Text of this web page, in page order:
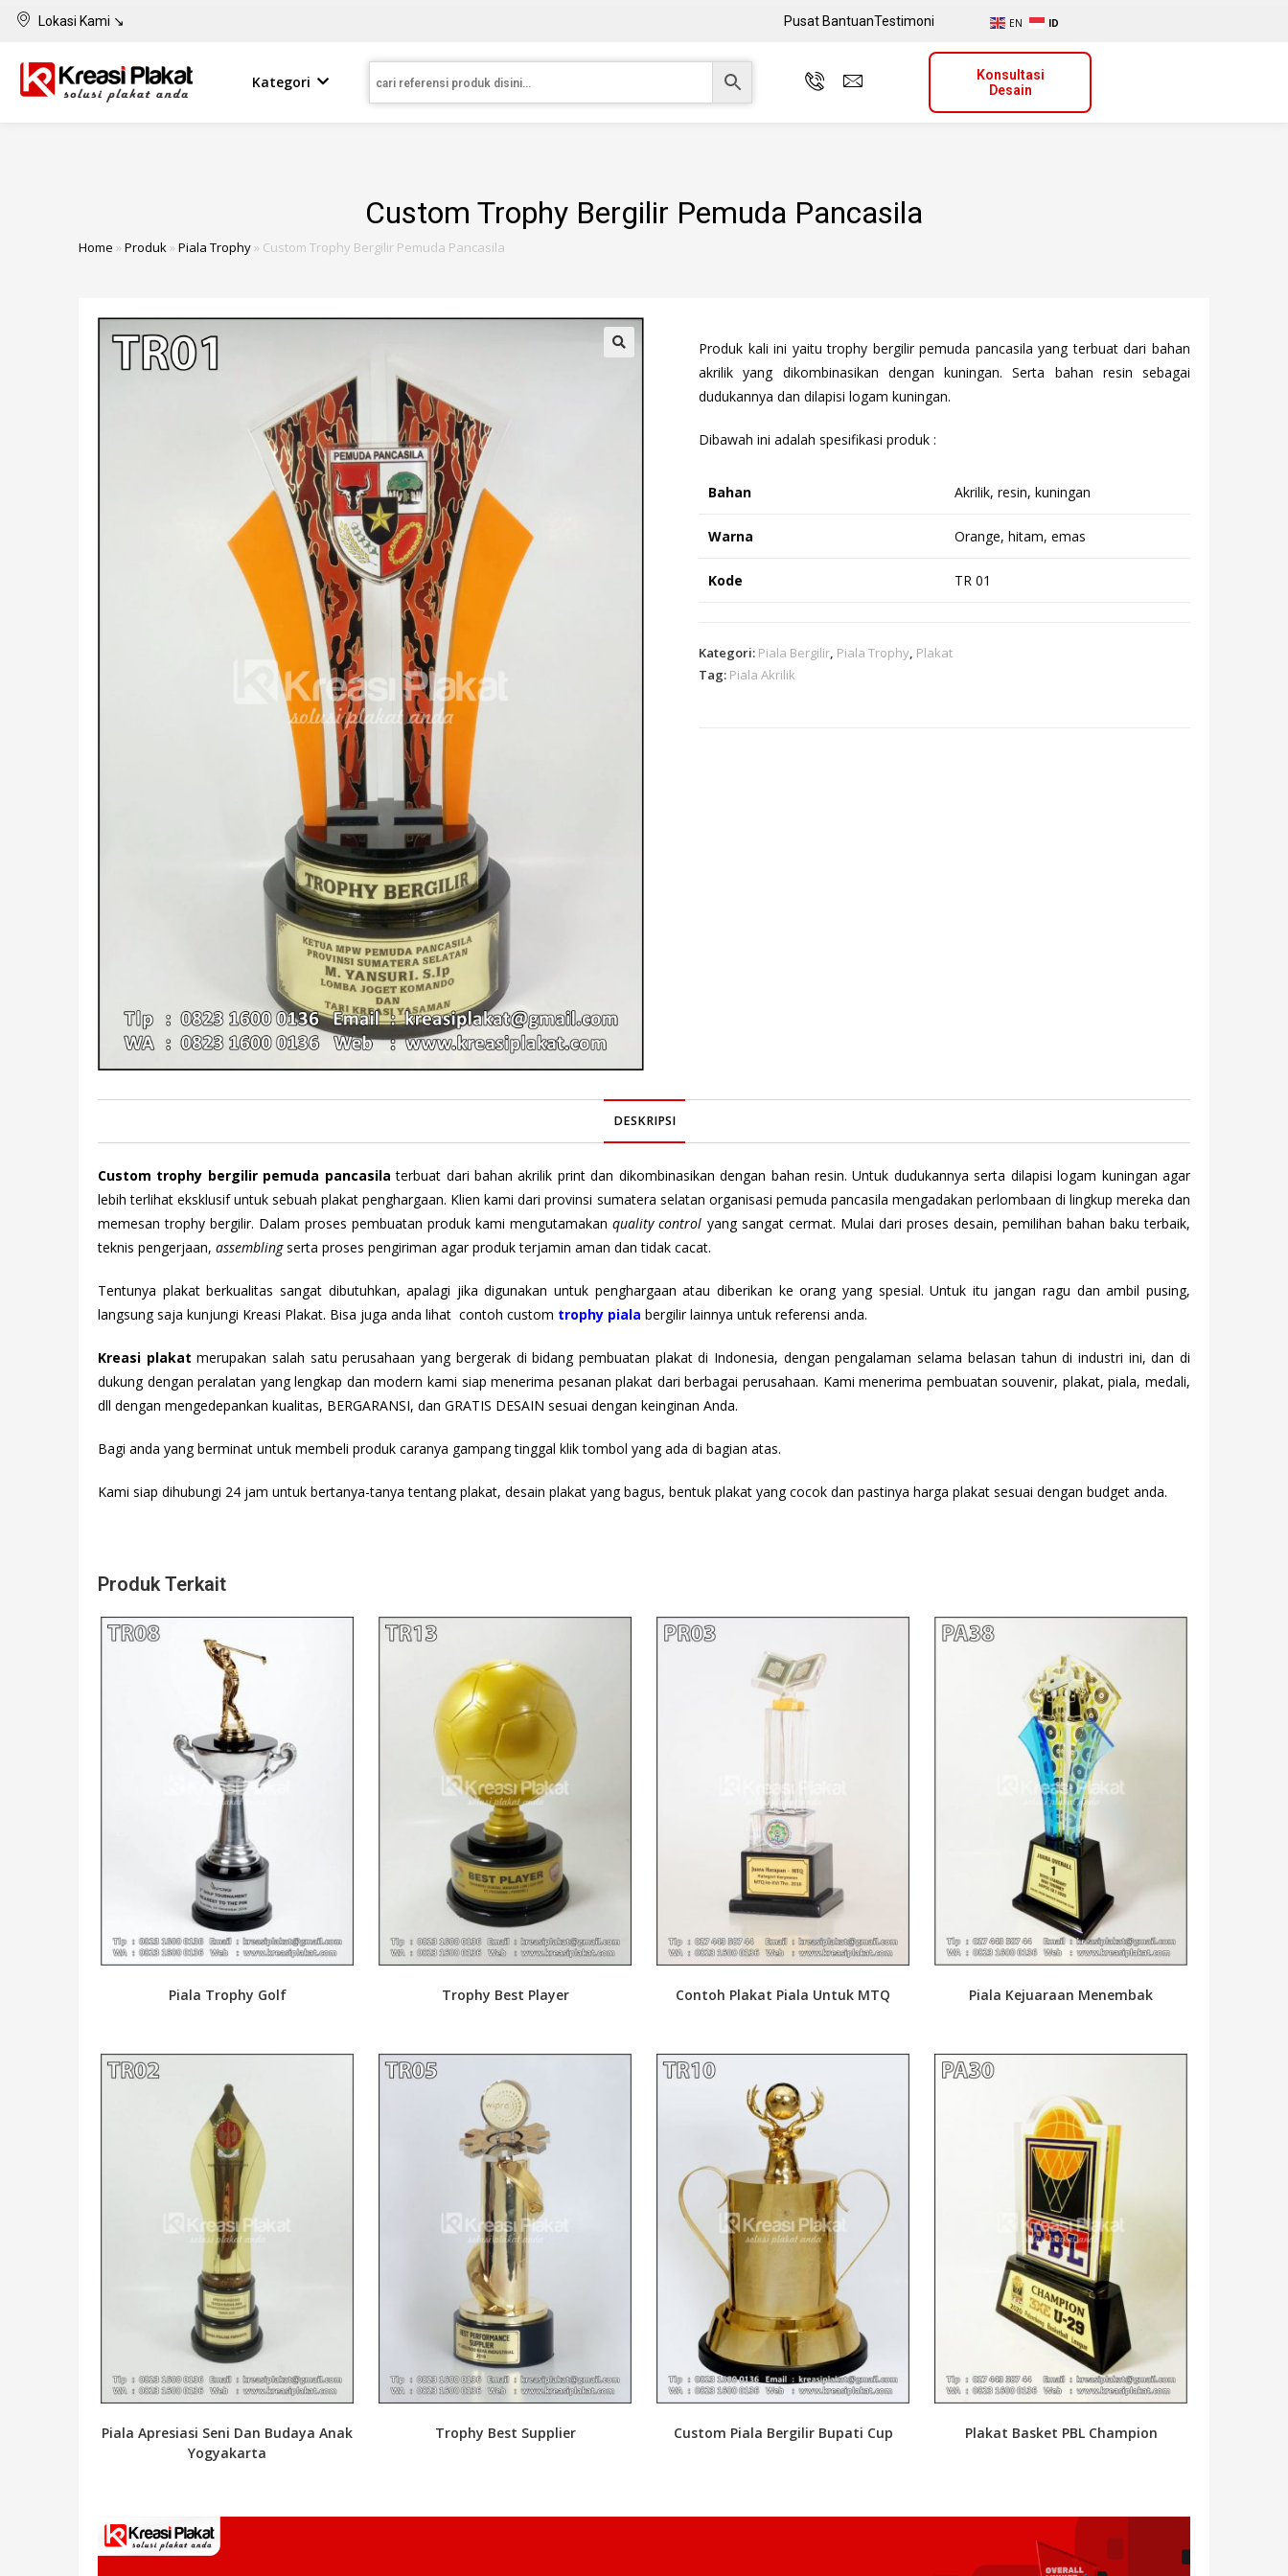
Lokasi Kami ↘ Pusat BantuanTestimoni EN ID
Kategori
Konsultasi
Desain
Custom Trophy Bergilir Pemuda Pancasila
Home » Produk» Piala Trophy» Custom Trophy Bergilir Pemuda Pancasila
Produk kali ini yaitu trophy bergilir pemuda pancasila yang terbuat dari bahan
akrilik yang dikombinasikan dengan kuningan. Serta bahan resin sebagai
dudukannya dan dilapisi logam kuningan.
Dibawah ini adalah spesifikasi produk :
Bahan Akrilik, resin, kuningan
Warna Orange, hitam, emas
Kode TR 01
Kategori: Piala Bergilir, Piala Trophy, Plakat
Tag: Piala Akrilik
DESKRIPSI
Custom trophy bergilir pemuda pancasila terbuat dari bahan akrilik print dan dikombinasikan dengan bahan resin. Untuk dudukannya serta dilapisi logam kuningan agar
lebih terlihat eksklusif untuk sebuah plakat penghargaan. Klien kami dari provinsi sumatera selatan organisasi pemuda pancasila mengadakan perlombaan di lingkup mereka dan
memesan trophy bergilir. Dalam proses pembuatan produk kami mengutamakanquality control yang sangat cermat. Mulai dari proses desain, pemilihan bahan baku terbaik,
teknis pengerjaan, assemblingserta proses pengiriman agar produk terjamin aman dan tidak cacat.
Tentunya plakat berkualitas sangat dibutuhkan, apalagi jika digunakan untuk penghargaan atau diberikan ke orang yang spesial. Untuk itu jangan ragu dan ambil pusing,
langsung saja kunjungi Kreasi Plakat. Bisa juga anda lihat contoh custom trophy piala bergilir lainnya untuk referensi anda.
Kreasi plakat merupakan salah satu perusahaan yang bergerak di bidang pembuatan plakat di Indonesia, dengan pengalaman selama belasan tahun di industri ini, dan di
dukung dengan peralatan yang lengkap dan modern kami siap menerima pesanan plakat dari berbagai perusahaan. Kami menerima pembuatan souvenir, plakat, piala, medali,
dll dengan mengedepankan kualitas, BERGARANSI, dan GRATIS DESAIN sesuai dengan keinginan Anda.
Bagi anda yang berminat untuk membeli produk caranya gampang tinggal klik tombol yang ada di bagian atas.
Kami siap dihubungi 24 jam untuk bertanya-tanya tentang plakat, desain plakat yang bagus, bentuk plakat yang cocok dan pastinya harga plakat sesuai dengan budget anda.
Produk Terkait
Piala Trophy Golf Trophy Best Player Contoh Plakat Piala Untuk MTQ Piala Kejuaraan Menembak
Piala Apresiasi Seni Dan Budaya Anak
Yogyakarta
Trophy Best Supplier Custom Piala Bergilir Bupati Cup Plakat Basket PBL Champion